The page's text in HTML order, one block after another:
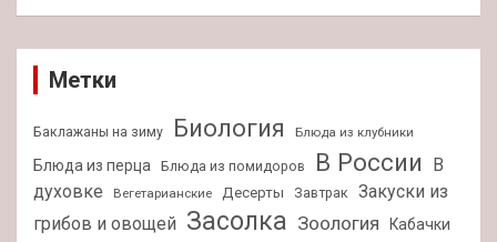
Метки
Баклажаны на зиму Биология Блюда из клубники
Блюда из перца Блюда из помидоров В России
В
духовке
Вегетарианские Десерты Завтрак Закуски из
грибов и овощей Засолка Зоология Кабачки